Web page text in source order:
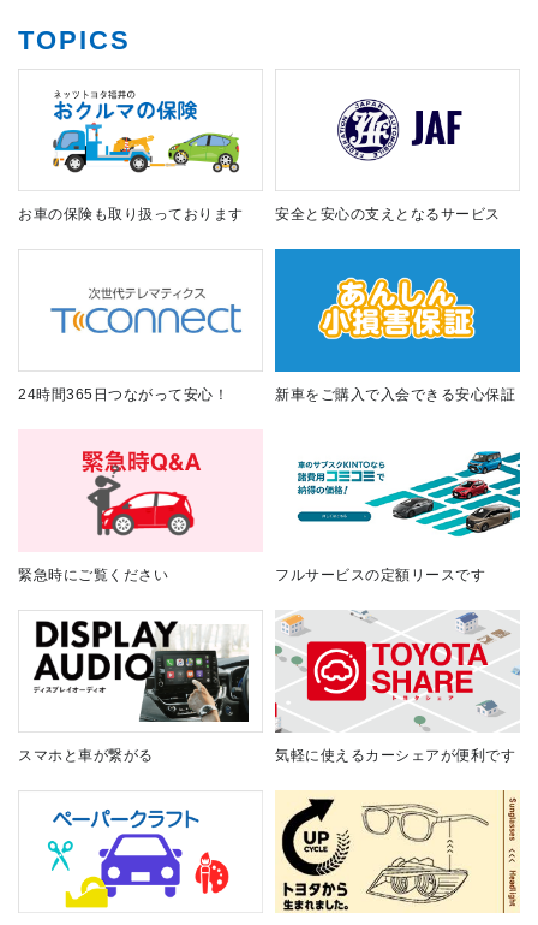
TOPICS
お車の保険も取り扱っております 安全と安心の支えとなるサービス
24時間365日つながって安心！ 新車をご購入で入会できる安心保証
緊急時にご覧ください フルサービスの定額リースです
スマホと車が繋がる 気軽に使えるカーシェアが便利です